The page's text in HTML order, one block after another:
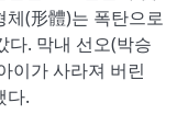
(形體)는 폭탄으로
다. 막내 선오(박승
이가 사라져 버린
다.